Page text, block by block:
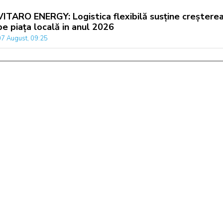
ENERGY: Logistica flexibilă susține
piața locală in anul 2026
August, 09:25